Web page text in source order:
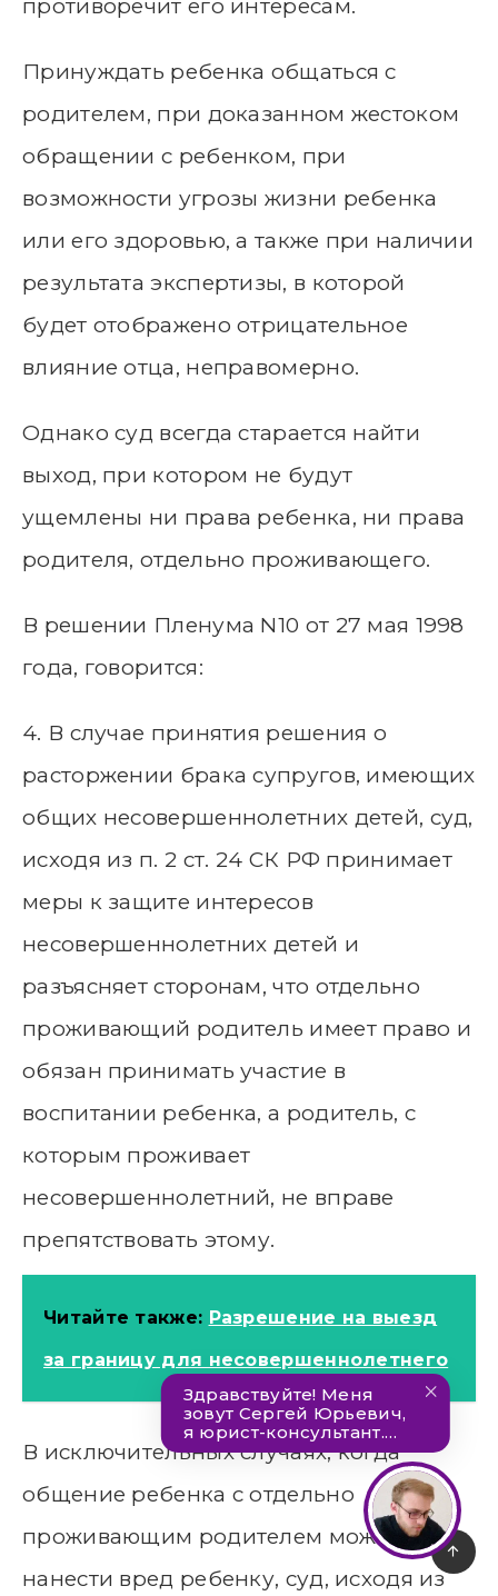
противоречит его интересам.
Принуждать ребенка общаться с
родителем, при доказанном жестоком
обращении с ребенком, при
возможности угрозы жизни ребенка
или его здоровью, а также при наличии
результата экспертизы, в которой
будет отображено отрицательное
влияние отца, неправомерно.
Однако суд всегда старается найти
выход, при котором не будут
ущемлены ни права ребенка, ни права
родителя, отдельно проживающего.
В решении Пленума N10 от 27 мая 1998
года, говорится:
4. В случае принятия решения о
расторжении брака супругов, имеющих
общих несовершеннолетних детей, суд,
исходя из п. 2 ст. 24 СК РФ принимает
меры к защите интересов
несовершеннолетних детей и
разъясняет сторонам, что отдельно
проживающий родитель имеет право и
обязан принимать участие в
воспитании ребенка, а родитель, с
которым проживает
несовершеннолетний, не вправе
препятствовать этому.
Читайте также: Разрешение на выезд
за границу для несовершеннолетнего
В исключительных случаях, когда
общение ребенка с отдельно
проживающим родителем может
нанести вред ребенку, суд, исходя из